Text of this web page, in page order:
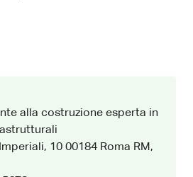
alla costruzione esperta in
10 00184 Roma RM,